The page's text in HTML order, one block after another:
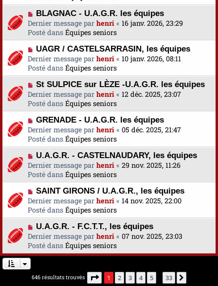
a
g
e
m
e
s
s
a
g
e
v
e
a
u
m
e
s
s
a
g
e
N
o
u
v
e
a
u
m
e
s
s
a
g
e
BLAGNAC - U.A.G.R. les équipes
Dernier message par henri « 16 janv. 2026, 23:29
Posté dans Équipes seniors
N
o
u
v
e
a
u
m
e
s
s
a
g
e
UAGR / CASTELSARRASIN, les équipes
Dernier message par henri « 10 janv. 2026, 08:11
Posté dans Équipes seniors
N
o
u
v
e
a
u
m
e
s
s
a
g
e
St SULPICE sur LÈZE -U.A.G.R. les équipes
Dernier message par henri « 12 déc. 2025, 23:07
Posté dans Équipes seniors
N
o
u
v
e
a
u
m
e
s
s
a
g
e
GRENADE - U.A.G.R. les équipes
Dernier message par henri « 05 déc. 2025, 21:47
Posté dans Équipes seniors
N
o
u
v
e
a
u
m
e
s
s
a
e
U.A.G.R. - CASTELNAUDARY, les équipes
Dernier message par henri « 29 nov. 2025, 11:26
Posté dans Équipes seniors
N
o
u
v
e
a
u
m
s
SAINT GIRONS / U.A.G.R., les équipes
Dernier message par henri « 14 nov. 2025, 22:00
Posté dans Équipes seniors
N
o
u
v
u
U.A.G.R. - F.C.T.T., les équipes
Dernier message par henri « 07 nov. 2025, 23:03
Posté dans Équipes seniors
646 résultats trouvés Page 1sur33
1 2 3 4 5 33